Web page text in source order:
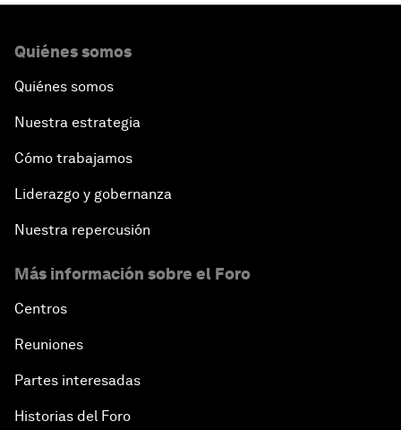
Quiénes somos
Quiénes somos
Nuestra estrategia
Cómo trabajamos
Liderazgo y gobernanza
Nuestra repercusión
Más información sobre el Foro
Centros
Reuniones
Partes interesadas
Historias del Foro